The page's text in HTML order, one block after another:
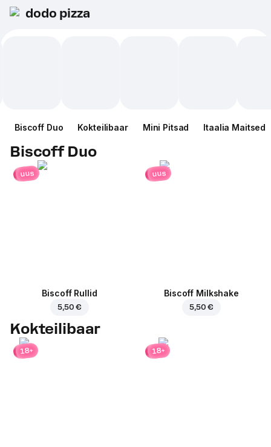
dodo pizza
Biscoff Duo Kokteilibaar Mini Pitsad Itaalia Maitsed
Biscoff Duo
uus
Biscoff Rullid
5,50 €
uus
Biscoff Milkshake
5,50 €
Kokteilibaar
18+ 18+